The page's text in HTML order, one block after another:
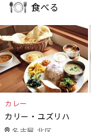
食べる
カレー
カリー・ユズリハ